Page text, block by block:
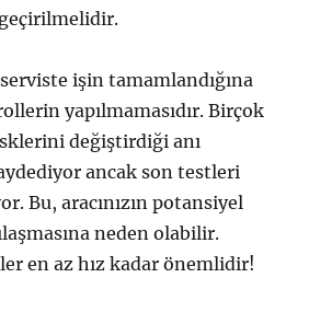
işin tamamlandığına
yapılmamasıdır. Birçok
değiştirdiği anı
ancak son testleri
Bu, aracınızın potansiyel
neden olabilir.
en az hız kadar önemlidir!